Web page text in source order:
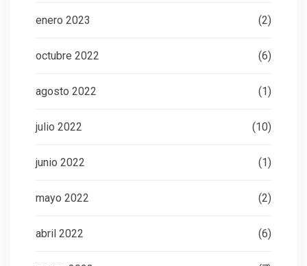
enero 2023 (2)
octubre 2022 (6)
agosto 2022 (1)
julio 2022 (10)
junio 2022 (1)
mayo 2022 (2)
abril 2022 (6)